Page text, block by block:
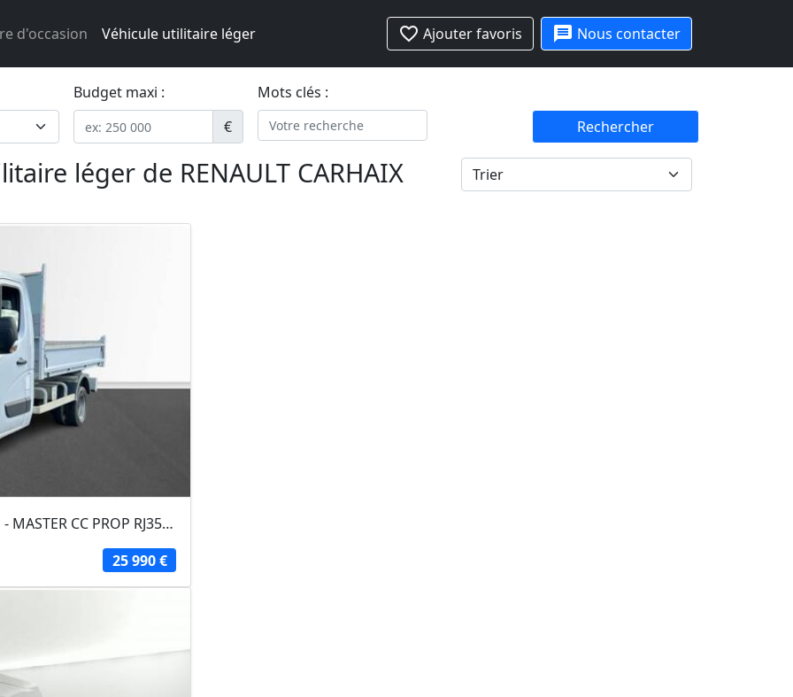
d'occasion Véhicule utilitaire léger favorite_border Ajouter favoris message Nous contacter
Budget maxi :
€
Mots clés :
Rechercher
léger de RENAULT CARHAIX
RENAULT MASTER FOURGON 2020 - Blanc - MASTER CC PROP RJ3500 PAF AR COURT L2...
25 990 €